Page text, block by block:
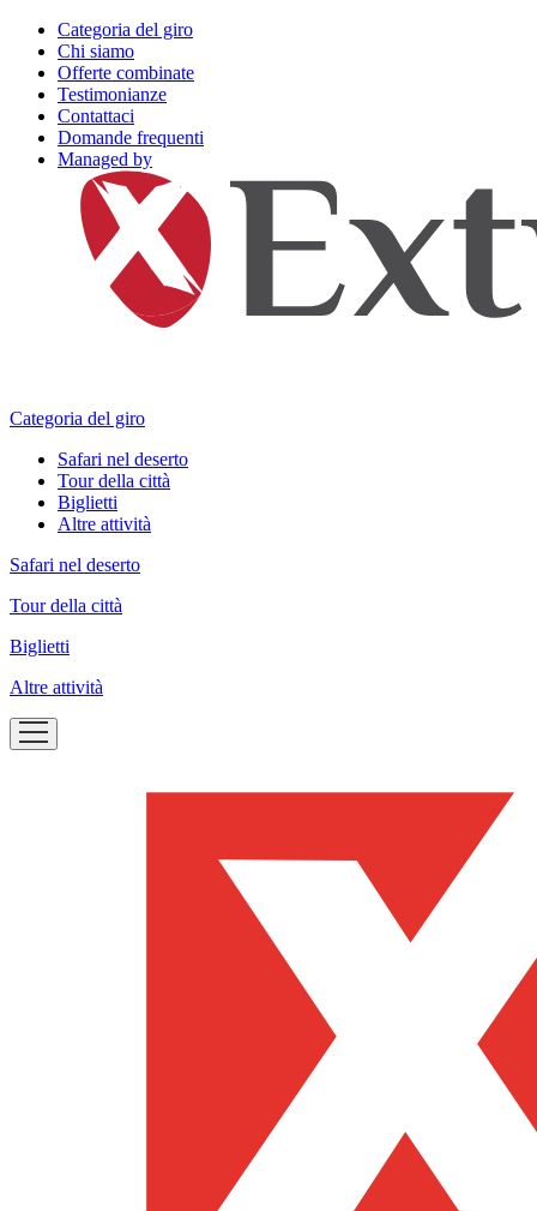
Categoria del giro
Chi siamo
Offerte combinate
Testimonianze
Contattaci
Domande frequenti
Managed by
Categoria del giro
Safari nel deserto
Tour della città
Biglietti
Altre attività
Safari nel deserto
Tour della città
Biglietti
Altre attività